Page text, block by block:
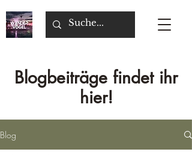
Blogbeiträge findet ihr
hier!
Blog